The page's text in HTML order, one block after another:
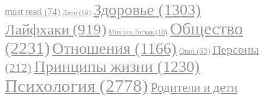
must read (74) Дети (16) Здоровье (1303)
Лайфхаки (919) Михаил Литвак (18) Общество
(2231) Отношения (1166) Ошо (33) Персоны
(212) Принципы жизни (1230)
Психология (2778) Родители и дети